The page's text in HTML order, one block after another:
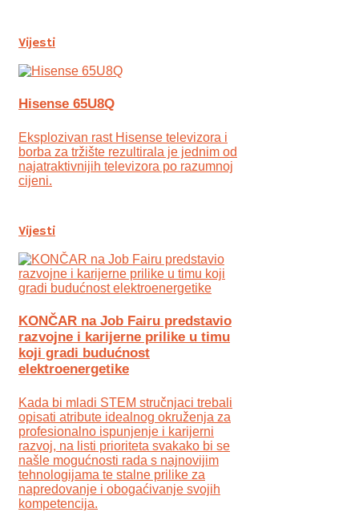
Vijesti
Hisense 65U8Q
Eksplozivan rast Hisense televizora i
borba za tržište rezultirala je jednim od
najatraktivnijih televizora po razumnoj
cijeni.
Vijesti
KONČAR na Job Fairu predstavio
razvojne i karijerne prilike u timu
koji gradi budućnost
elektroenergetike
Kada bi mladi STEM stručnjaci trebali
opisati atribute idealnog okruženja za
profesionalno ispunjenje i karijerni
razvoj, na listi prioriteta svakako bi se
našle mogućnosti rada s najnovijim
tehnologijama te stalne prilike za
napredovanje i obogaćivanje svojih
kompetencija.